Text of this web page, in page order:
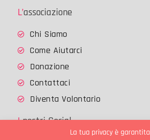
La tua privacy è garantita
L’associazione
Chi Siamo
Come Aiutarci
Donazione
Contattaci
Diventa Volontario
I nostri Social